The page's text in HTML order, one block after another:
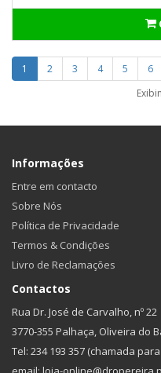
1 2 3 4 5 6
Informações
Entre em contacto
Sobre Nós
Política de Privacidade
Termos & Condições
Livro de Reclamações
Contactos
Rua Dr. José de Carvalho, nº 22
3770-355 Palhaça, Oliveira do
Tel: 234 193 357 (chamada